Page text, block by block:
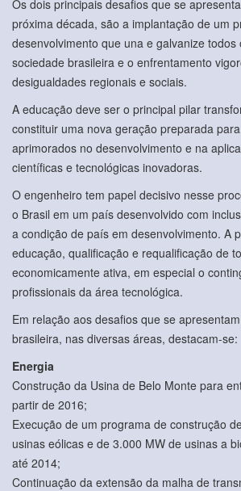
Os dois principais desafios que se
próxima década, são a implantação de um
desenvolvimento que una e galvanize todos
sociedade brasileira e o enfrentamento
desigualdades regionais e sociais.
A educação deve ser o principal pilar
constituir uma nova geração preparada
aprimorados no desenvolvimento e na
científicas e tecnológicas inovadoras.
O engenheiro tem papel decisivo nesse
o Brasil em um país desenvolvido com
a condição de país em desenvolvimento. A
educação, qualificação e requalificação de
economicamente ativa, em especial o
profissionais da área tecnológica.
Em relação aos desafios que se
brasileira, nas diversas áreas, destacam-se:
Energia
Construção da Usina de Belo Monte para
partir de 2016;
Execução de um programa de construção
usinas eólicas e de 3.000 MW de usinas a
até 2014;
Continuação da extensão da malha de